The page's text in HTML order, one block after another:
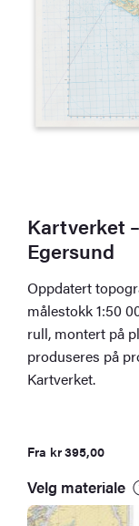
Kartverket
Egersund
Oppdatert
målestokk 1:50
rull, montert på
produseres på
Kartverket.
Fra kr395,00
Velg materiale